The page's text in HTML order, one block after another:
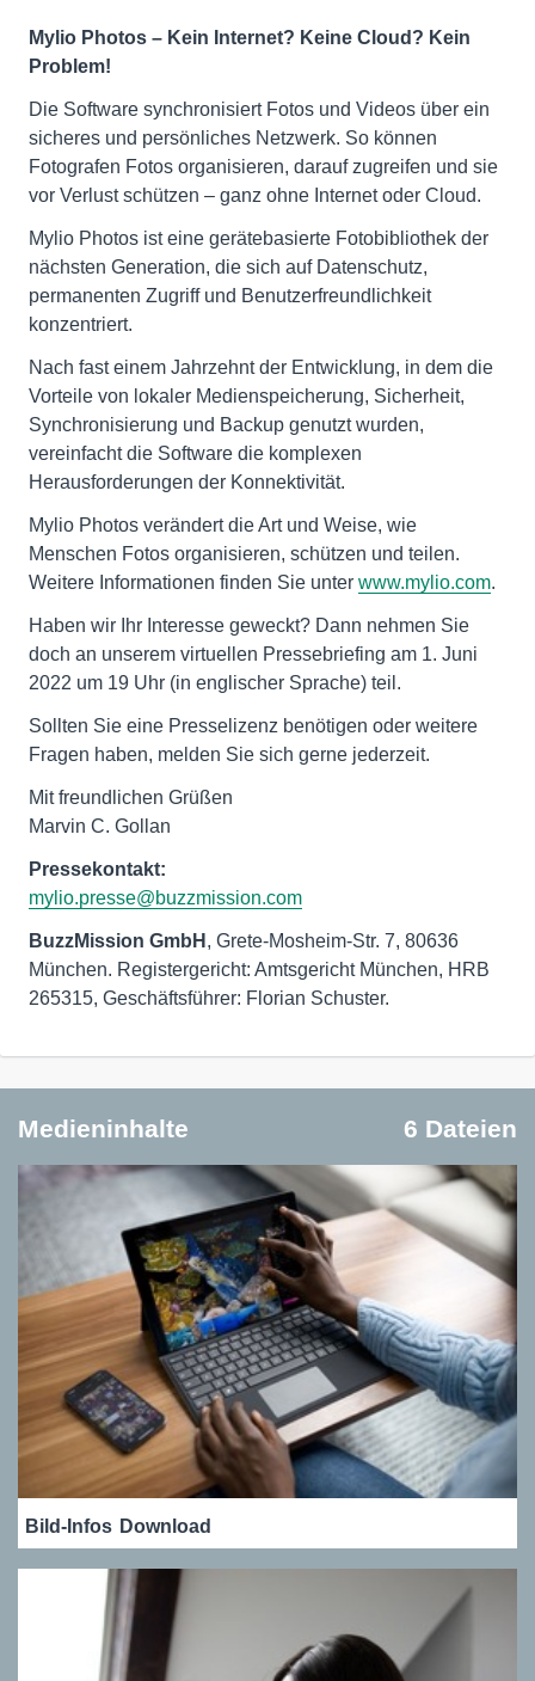
Mylio Photos – Kein Internet? Keine Cloud? Kein
Problem!
Die Software synchronisiert Fotos und Videos über ein
sicheres und persönliches Netzwerk. So können
Fotografen Fotos organisieren, darauf zugreifen und sie
vor Verlust schützen – ganz ohne Internet oder Cloud.
Mylio Photos ist eine gerätebasierte Fotobibliothek der
nächsten Generation, die sich auf Datenschutz,
permanenten Zugriff und Benutzerfreundlichkeit
konzentriert.
Nach fast einem Jahrzehnt der Entwicklung, in dem die
Vorteile von lokaler Medienspeicherung, Sicherheit,
Synchronisierung und Backup genutzt wurden,
vereinfacht die Software die komplexen
Herausforderungen der Konnektivität.
Mylio Photos verändert die Art und Weise, wie
Menschen Fotos organisieren, schützen und teilen.
Weitere Informationen finden Sie unter www.mylio.com.
Haben wir Ihr Interesse geweckt? Dann nehmen Sie
doch an unserem virtuellen Pressebriefing am 1. Juni
2022 um 19 Uhr (in englischer Sprache) teil.
Sollten Sie eine Presselizenz benötigen oder weitere
Fragen haben, melden Sie sich gerne jederzeit.
Mit freundlichen Grüßen
Marvin C. Gollan
Pressekontakt:
mylio.presse@buzzmission.com
BuzzMission GmbH , Grete-Mosheim-Str. 7, 80636
München. Registergericht: Amtsgericht München, HRB
265315, Geschäftsführer: Florian Schuster.
Medieninhalte 6 Dateien
Bild-Infos Download